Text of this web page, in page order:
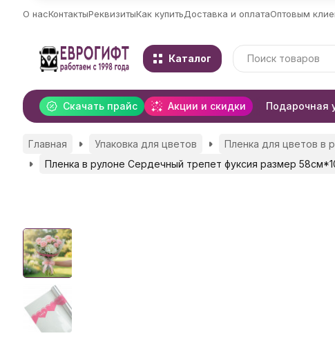
О насКонтактыРеквизитыКак купитьДоставка и оплатаОптовым
Каталог
Скачать прайс Акции и скидки Подарочная
Главная Упаковка для цветов
Пленка для цветов в
Пленка в рулоне Сердечный трепет фуксия размер